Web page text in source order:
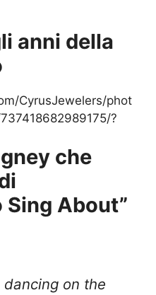
anni della
CyrusJewelers/phot
?
che
Sing About”
on the